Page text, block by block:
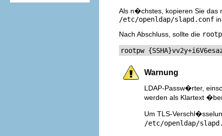
Als n�chstes, kopieren Sie das
/etc/openldap/slapd.conf
Nach Abschluss, sollte die
rootpw
Warnung
LDAP-Passw�rter,
werden als Klartext
Um TLS-
/etc/openldap/